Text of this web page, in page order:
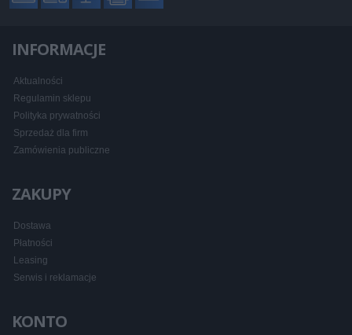
INFORMACJE
Aktualności
Regulamin sklepu
Polityka prywatności
Sprzedaż dla firm
Zamówienia publiczne
ZAKUPY
Dostawa
Płatności
Leasing
Serwis i reklamacje
KONTO